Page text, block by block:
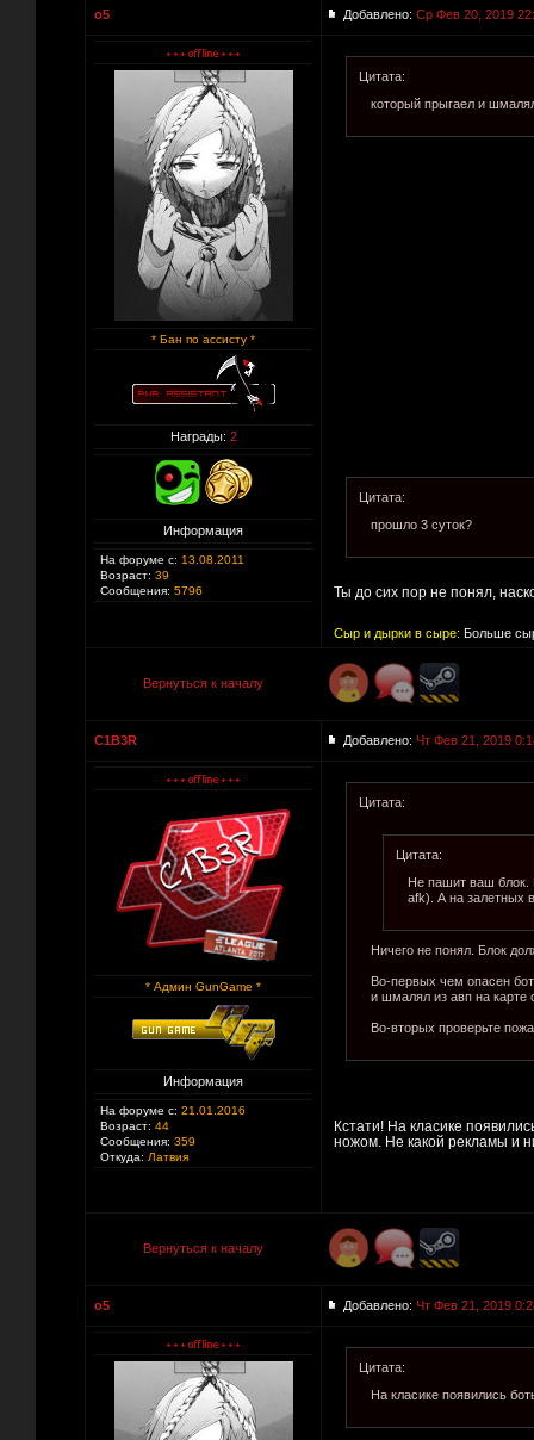
o5 Добавлено: Ср Фев 20, 2019
* Бан по ассисту *
Награды: 2
Информация
На форуме с: 13.08.2011
Возраст: 39
Сообщения: 5796
Цитата:
который прыгаел и
Цитата:
прошло 3 суток?
Ты до сих пор не понял,
Сыр и дырки в сыре: Больше
Вернуться к началу
C1B3R Добавлено: Чт Фев 21, 2019
* Админ GunGame *
Информация
На форуме с: 21.01.2016
Возраст: 44
Сообщения: 359
Откуда: Латвия
Цитата:
Цитата:
Не пашит ваш блок.
afk). А на залетных
Ничего не понял. Блок
Во-первых чем опасен
и шмалял из авп на карте
Во-вторых проверьте
Кстати! На класике
ножом. Не какой рекламы и
Вернуться к началу
o5 Добавлено: Чт Фев 21, 2019
Цитата:
На класике появились